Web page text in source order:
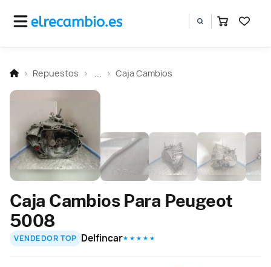
Repuestos Caja Cambios
Caja Cambios Para Peugeot
5008
VENDEDOR TOP Delfincar★ ★ ★ ★ ★